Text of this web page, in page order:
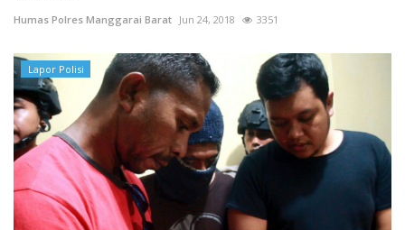
Humas Polres Manggarai Barat Jun 24, 2018 3351
Lapor Polisi